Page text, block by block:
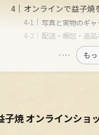
オンラインで益子焼
写真と実物のギ
配送・梱包・返
も
子焼 オンラインショ